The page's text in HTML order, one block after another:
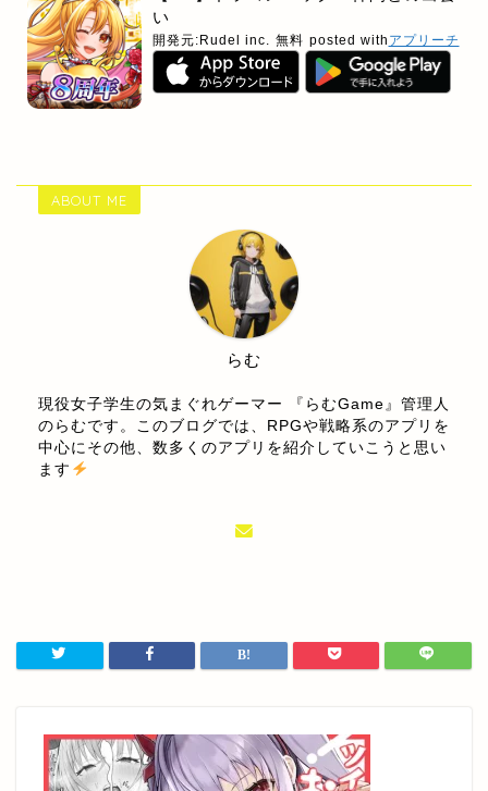
い
開発元: Rudel inc. 無料 posted with アプリーチ
ABOUT ME
らむ
現役女子学生の気まぐれゲーマー 『らむGame』管理人
のらむです。このブログでは、RPGや戦略系のアプリを
中心にその他、数多くのアプリを紹介していこうと思い
ます